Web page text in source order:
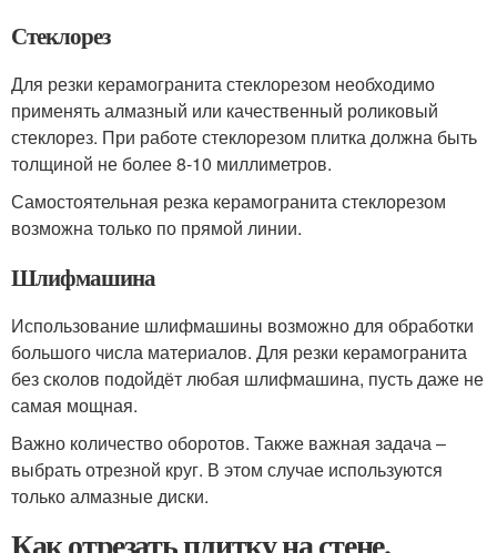
Стеклорез
Для резки керамогранита стеклорезом необходимо
применять алмазный или качественный роликовый
стеклорез. При работе стеклорезом плитка должна быть
толщиной не более 8-10 миллиметров.
Самостоятельная резка керамогранита стеклорезом
возможна только по прямой линии.
Шлифмашина
Использование шлифмашины возможно для обработки
большого числа материалов. Для резки керамогранита
без сколов подойдёт любая шлифмашина, пусть даже не
самая мощная.
Важно количество оборотов. Также важная задача –
выбрать отрезной круг. В этом случае используются
только алмазные диски.